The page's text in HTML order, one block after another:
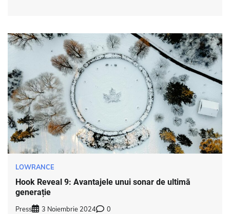
LOWRANCE
Hook Reveal 9: Avantajele unui sonar de ultimă
generație
Press 3 Noiembrie 2024 0